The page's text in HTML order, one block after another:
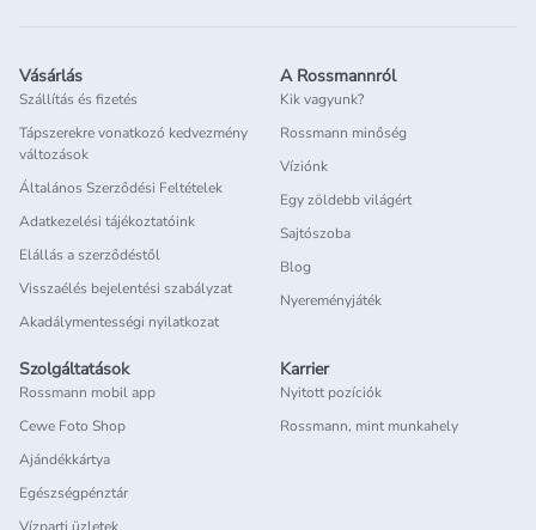
Vásárlás
Szállítás és fizetés
Tápszerekre vonatkozó kedvezmény
változások
Általános Szerződési Feltételek
Adatkezelési tájékoztatóink
Elállás a szerződéstől
Visszaélés bejelentési szabályzat
Akadálymentességi nyilatkozat
A Rossmannról
Kik vagyunk?
Rossmann minőség
Víziónk
Egy zöldebb világért
Sajtószoba
Blog
Nyereményjáték
Szolgáltatások
Rossmann mobil app
Cewe Foto Shop
Ajándékkártya
Egészségpénztár
Karrier
Nyitott pozíciók
Rossmann, mint munkahely